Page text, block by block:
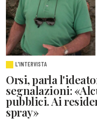
L'INTERVISTA
Orsi, parla
segnalazioni:
pubblici. Ai
spray»